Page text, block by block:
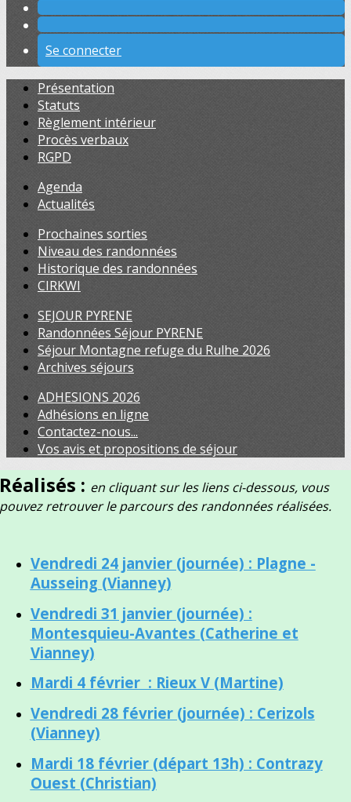
Se connecter
Présentation
Statuts
Règlement intérieur
Procès verbaux
RGPD
Agenda
Actualités
Prochaines sorties
Niveau des randonnées
Historique des randonnées
CIRKWI
SEJOUR PYRENE
Randonnées Séjour PYRENE
Séjour Montagne refuge du Rulhe 2026
Archives séjours
ADHESIONS 2026
Adhésions en ligne
Contactez-nous...
Vos avis et propositions de séjour
: en cliquant sur les liens ci-dessous, vous
retrouver le parcours des randonnées réalisées.
Vendredi 24 janvier (journée) : Plagne -
Ausseing (Vianney)
Vendredi 31 janvier (journée) :
Montesquieu-Avantes (Catherine et
Vianney)
Mardi 4 février : Rieux V (Martine)
Vendredi 28 février (journée) : Cerizols
(Vianney)
Mardi 18 février (départ 13h) : Contrazy
Ouest (Christian)